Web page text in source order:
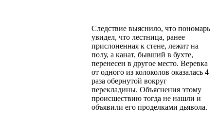
Следствие выяснило, что пономарь
увидел, что лестница, ранее
прислоненная к стене, лежит на
полу, а канат, бывший в бухте,
перенесен в другое место. Веревка
от одного из колоколов оказалась 4
раза обернутой вокруг
перекладины. Объяснения этому
происшествию тогда не нашли и
объявили его проделками дьявола.